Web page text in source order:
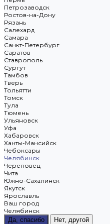
Петрозаводск
Ростов-на-Дону
Рязань
Салехард
Самара
Санкт-Петербург
Саратов
Ставрополь
Сургут
Тамбов
Тверь
Тольятти
Томск
Тула
Тюмень
Ульяновск
Уфа
Хабаровск
Ханты-Мансийск
Чебоксары
Челябинск
Череповец
Чита
Южно-Сахалинск
Якутск
Ярославль
Ваш город
Челябинск
Да, спасибо
Нет, другой